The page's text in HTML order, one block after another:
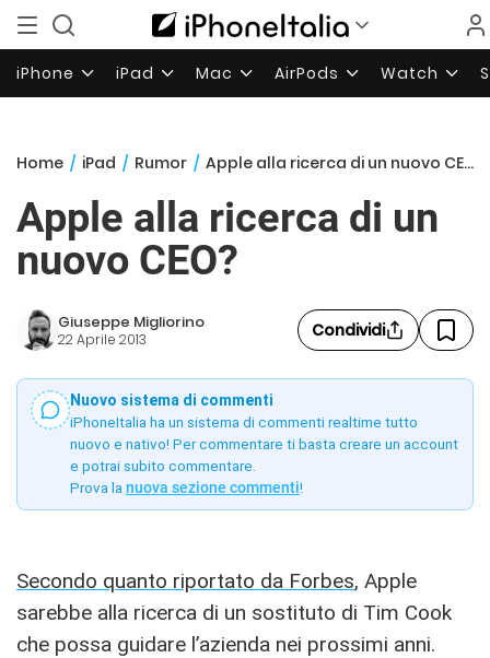
iPhone iPad Mac AirPods Watch
Home / iPad / Rumor / Apple alla ricerca di un nuovo CEO?
Apple alla ricerca di un
nuovo CEO?
Giuseppe Migliorino
22 Aprile 2013 Condividi
Nuovo sistema di commenti
iPhoneItalia ha un sistema di commenti realtime tutto
nuovo e nativo! Per commentare ti basta creare un account
e potrai subito commentare.
Prova la nuova sezione commenti!
Secondo quanto riportato da Forbes, Apple
sarebbe alla ricerca di un sostituto di Tim Cook
che possa guidare l’azienda nei prossimi anni.